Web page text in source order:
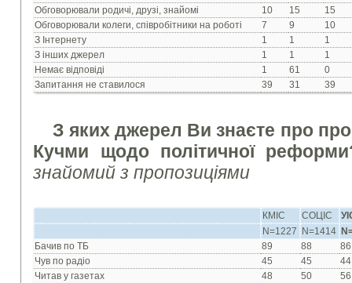
Обговорювали родичі, друзі, знайомі
10 15
15
Обговорювали колеги, співробітники на роботі
7 9
10
З Інтернету
1 1
1
З інших джерел
1 1
1
Немає відповіді
1 61
0
Запитання не ставилося
39 31 39
З яких джерел Ви знаєте про
Кучми щодо політичної
знайомий з пропозиціями
КМІС СОЦІС
N=1227
N=1414
Бачив по ТБ
89 88
86
Чув по радіо
45 45
44
Читав у газетах
48 50
56